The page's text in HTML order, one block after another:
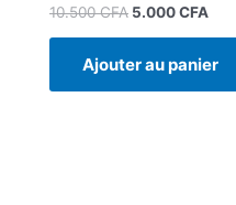
10.500CFA 5.000CFA
Ajouter au panier